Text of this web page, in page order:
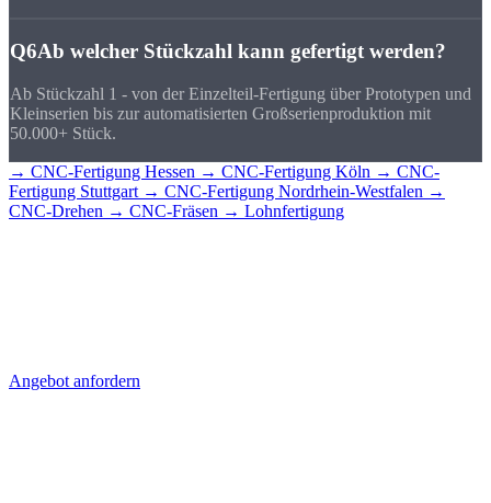
Q6Ab welcher Stückzahl kann gefertigt werden?
Ab Stückzahl 1 - von der Einzelteil-Fertigung über Prototypen und
Kleinserien bis zur automatisierten Großserienproduktion mit
50.000+ Stück.
→ CNC-Fertigung Hessen → CNC-Fertigung Köln → CNC-
Fertigung Stuttgart → CNC-Fertigung Nordrhein-Westfalen →
CNC-Drehen → CNC-Fräsen → Lohnfertigung
Angebot anfordern